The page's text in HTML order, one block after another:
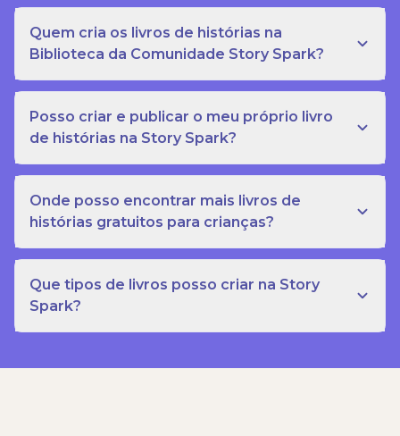
Quem cria os livros de histórias na
Biblioteca da Comunidade Story Spark?
Posso criar e publicar o meu próprio livro
de histórias na Story Spark?
Onde posso encontrar mais livros de
histórias gratuitos para crianças?
Que tipos de livros posso criar na Story
Spark?